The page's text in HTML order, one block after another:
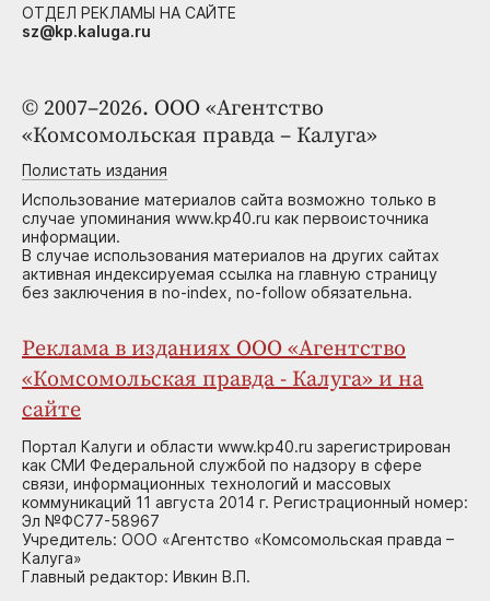
© 2007–2026. ООО «Агентство
«Комсомольская правда – Калуга»
Полистать издания
Использование материалов сайта возможно только в
случае упоминания www.kp40.ru как первоисточника
информации.
В случае использования материалов на других сайтах
активная индексируемая ссылка на главную страницу
без заключения в no-index, no-follow обязательна.
Реклама в изданиях ООО «Агентство
«Комсомольская правда - Калуга» и на
сайте
Портал Калуги и области www.kp40.ru зарегистрирован
как СМИ Федеральной службой по надзору в сфере
связи, информационных технологий и массовых
коммуникаций 11 августа 2014 г. Регистрационный номер:
Эл №ФС77-58967
Учредитель: ООО «Агентство «Комсомольская правда –
Калуга»
Главный редактор: Ивкин В.П.
ОТДЕЛ РЕКЛАМЫ НА САЙТЕ
sz@kp.kaluga.ru